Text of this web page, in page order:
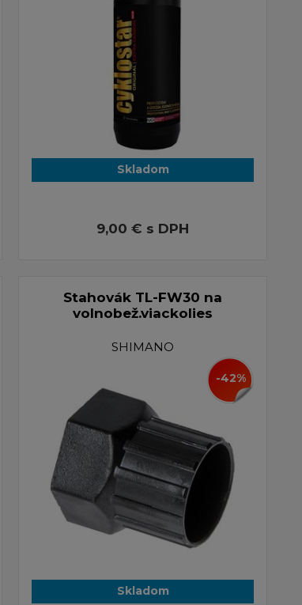
Skladom
9,00 € s DPH
Stahovák TL-FW30 na
volnobež.viackolies
SHIMANO
-42%
Skladom